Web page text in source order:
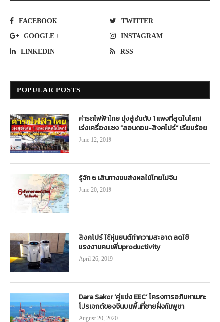
FACEBOOK TWITTER
GOOGLE + INSTAGRAM
LINKEDIN RSS
POPULAR POSTS
ค่ารถไฟฟ้าไทย มุ่งสู่อันดับ 1 แพงที่สุดในโลก!
เร่งเครื่องแซง “ลอนดอน-สิงคโปร์” เรียบร้อย
June 12, 2019
รู้จัก 6 เส้นทางขนส่งผลไม้ไทยไปจีน
June 20, 2019
สิงคโปร์ ใช้หุ่นยนต์ทำความสะอาด ลดใช้
แรงงานคน เพิ่มproductivity
April 26, 2019
Dara Sakor ‘คู่แข่ง EEC’ โครงการอภิมหาเมกะ
โปรเจกต์ของจีนบนพื้นที่ชายฝั่งกัมพูชา
August 20, 2020